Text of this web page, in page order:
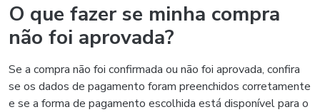
O que fazer se minha compra
não foi aprovada?
Se a compra não foi confirmada ou não foi aprovada, confira
se os dados de pagamento foram preenchidos corretamente
e se a forma de pagamento escolhida está disponível para o